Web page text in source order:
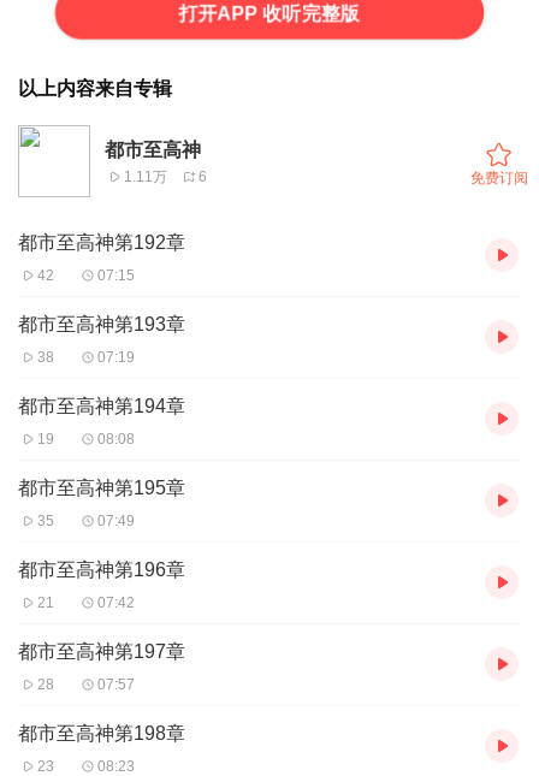
打开APP 收听完整版
以上内容来自专辑
都市至高神
1.11万 6 免费订阅
都市至高神第192章
42 07:15
都市至高神第193章
38 07:19
都市至高神第194章
19 08:08
都市至高神第195章
35 07:49
都市至高神第196章
21 07:42
都市至高神第197章
28 07:57
都市至高神第198章
23 08:23